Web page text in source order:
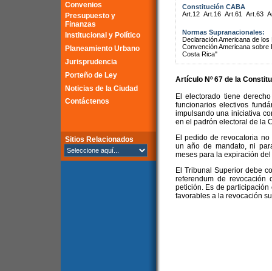
Convenios
Presupuesto y
Finanzas
Institucional y Político
Planeamiento Urbano
Jurisprudencia
Porteño de Ley
Noticias de la Ciudad
Contáctenos
Sitios Relacionados
Constitución CABA
Art.12 Art.16 Art.61 Art.63
Normas Supranacionales:
Declaración Americana de
Convención Americana
Costa Rica"
Artículo Nº 67 de la
El electorado tiene
funcionarios electivos
impulsando una iniciativa
en el padrón electoral de la
El pedido de revocatoria
un año de mandato, ni
meses para la expiración del
El Tribunal Superior debe
referendum de
petición. Es de
favorables a la revocación